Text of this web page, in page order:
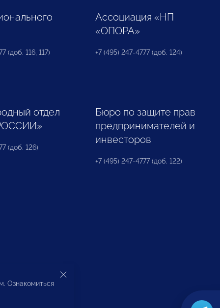
(доб. 116, 117)
Ассоциация «НП
«ОПОРА»
+7 (495) 247-4777 (доб. 124)
отдел
(доб. 126)
Бюро по защите прав
предпринимателей и
инвесторов
+7 (495) 247-4777 (доб. 122)
Ознакомиться